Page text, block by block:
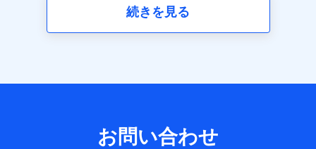
商品の名称・購入場所・決済に関する情報、アンケートの回
答に関する情報などが含まれます。
保険関連サービス情報
た情報（氏名、住所、生年月日、性別、保険契約者と被保険
の構造や築年数などの情報、ペットの種類や年齢など）及び
お客様との応対記録 （お客様に提示した比較見積の試算結
続きを見る
お問い合わせ